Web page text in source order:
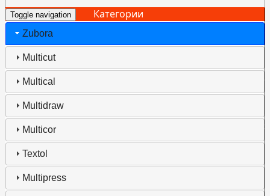
Toggle navigation Категории
Zubora
Multicut
Multical
Multidraw
Multicor
Textol
Multipress